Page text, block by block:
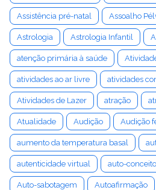
Assistência pré-natal Assoalho
Astrologia Astrologia Infantil
atenção primária à saúde
atividades ao ar livre atividades
Atividades de Lazer atração
Atualidade Audição Audição
aumento da temperatura basal
autenticidade virtual auto-conceito
Auto-sabotagem Autoafirmação